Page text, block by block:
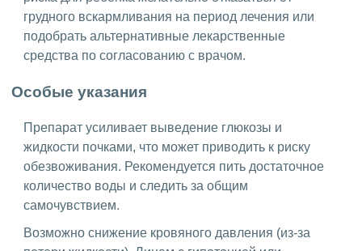
грудного вскармливания на период лечения или
подобрать альтернативные лекарственные
средства по согласованию с врачом.
Особые указания
Препарат усиливает выведение глюкозы и
жидкости почками, что может приводить к риску
обезвоживания. Рекомендуется пить достаточное
количество воды и следить за общим
самочувствием.
Возможно снижение кровяного давления (из-за